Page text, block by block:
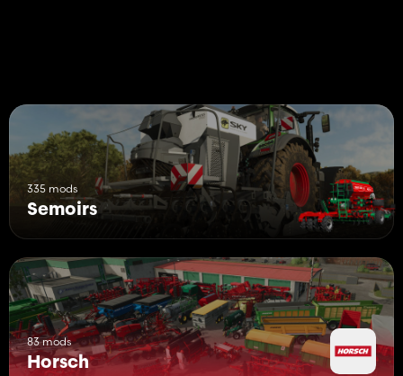
335 mods
Semoirs
83 mods
Horsch